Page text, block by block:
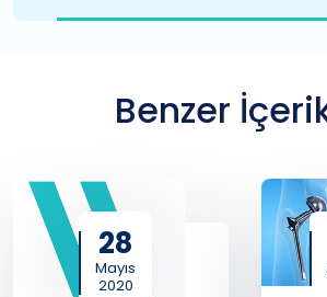
Benzer
28
Mayıs
2020